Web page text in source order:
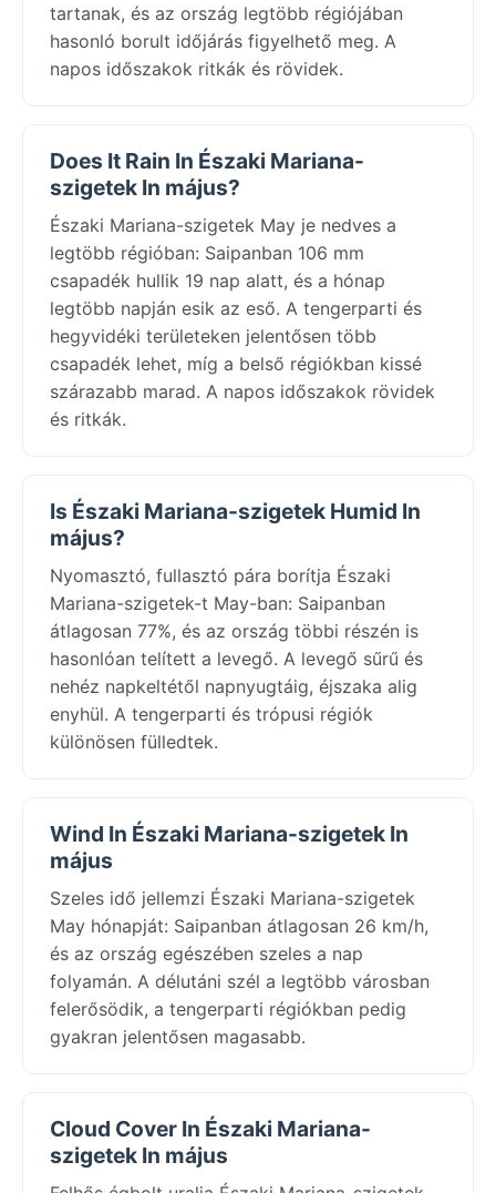
tartanak, és az ország legtöbb régiójában
hasonló borult időjárás figyelhető meg. A
napos időszakok ritkák és rövidek.
Does It Rain In Északi Mariana-
szigetek In május?
Északi Mariana-szigetek May je nedves a
legtöbb régióban: Saipanban 106 mm
csapadék hullik 19 nap alatt, és a hónap
legtöbb napján esik az eső. A tengerparti és
hegyvidéki területeken jelentősen több
csapadék lehet, míg a belső régiókban kissé
szárazabb marad. A napos időszakok rövidek
és ritkák.
Is Északi Mariana-szigetek Humid In
május?
Nyomasztó, fullasztó pára borítja Északi
Mariana-szigetek-t May-ban: Saipanban
átlagosan 77%, és az ország többi részén is
hasonlóan telített a levegő. A levegő sűrű és
nehéz napkeltétől napnyugtáig, éjszaka alig
enyhül. A tengerparti és trópusi régiók
különösen fülledtek.
Wind In Északi Mariana-szigetek In
május
Szeles idő jellemzi Északi Mariana-szigetek
May hónapját: Saipanban átlagosan 26 km/h,
és az ország egészében szeles a nap
folyamán. A délutáni szél a legtöbb városban
felerősödik, a tengerparti régiókban pedig
gyakran jelentősen magasabb.
Cloud Cover In Északi Mariana-
szigetek In május